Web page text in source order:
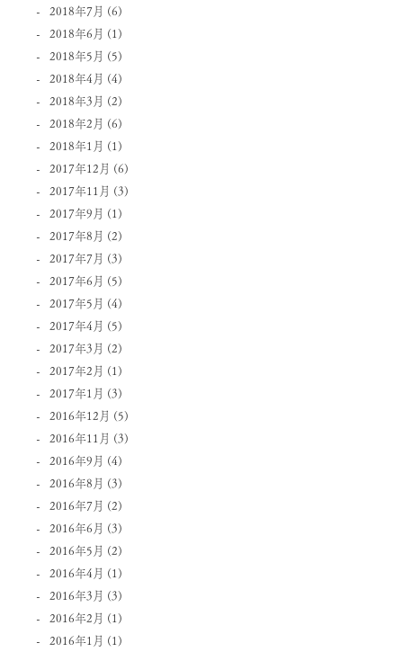
2018年7月 (6)
2018年6月 (1)
2018年5月 (5)
2018年4月 (4)
2018年3月 (2)
2018年2月 (6)
2018年1月 (1)
2017年12月 (6)
2017年11月 (3)
2017年9月 (1)
2017年8月 (2)
2017年7月 (3)
2017年6月 (5)
2017年5月 (4)
2017年4月 (5)
2017年3月 (2)
2017年2月 (1)
2017年1月 (3)
2016年12月 (5)
2016年11月 (3)
2016年9月 (4)
2016年8月 (3)
2016年7月 (2)
2016年6月 (3)
2016年5月 (2)
2016年4月 (1)
2016年3月 (3)
2016年2月 (1)
2016年1月 (1)